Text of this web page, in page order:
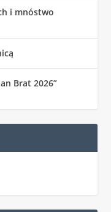
i mnóstwo
Brat 2026”